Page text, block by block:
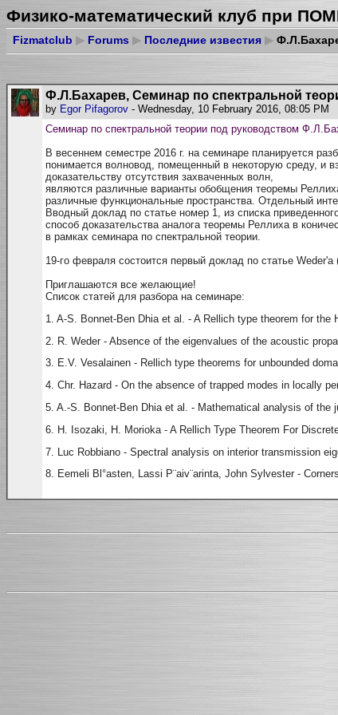
Физико-математический клуб при
Fizmatclub ▶ Forums ▶ Последние известия ▶
Ф.Л.Бахарев, Семинар по спектральной
by Egor Pifagorov - Wednesday, 10 February 2016, 08:05 PM
Семинар по спектральной теории под руководством
В весеннем семестре 2016 г. на семинаре планируется
понимается волновод, помещенный в некоторую среду, и
доказательству отсутствия захваченных волн,
являются различные варианты обобщения теоремы
различные функциональные пространства. Отдельный
Вводный доклад по статье номер 1, из списка
способ доказательства аналога теоремы Реллиха в
в рамках семинара по спектральной теории.
19-го февраля состоится первый доклад по статье
Приглашаются все желающие!
Список статей для разбора на семинаре:
1. A-S. Bonnet-Ben Dhia et al. - A Rellich type theorem for the
2. R. Weder - Absence of the eigenvalues of the acoustic
3. E.V. Vesalainen - Rellich type theorems for unbounded
4. Chr. Hazard - On the absence of trapped modes in locally
5. A.-S. Bonnet-Ben Dhia et al. - Mathematical analysis of the
6. H. Isozaki, H. Morioka - A Rellich Type Theorem For
7. Luc Robbiano - Spectral analysis on interior transmission
8. Eemeli Bl°asten, Lassi P¨aiv¨arinta, John Sylvester -